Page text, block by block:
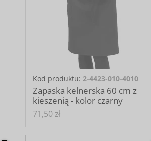
Kod produktu: 2-4423-010-4010
Zapaska kelnerska 60 cm z
kieszenią - kolor czarny
71,50 zł